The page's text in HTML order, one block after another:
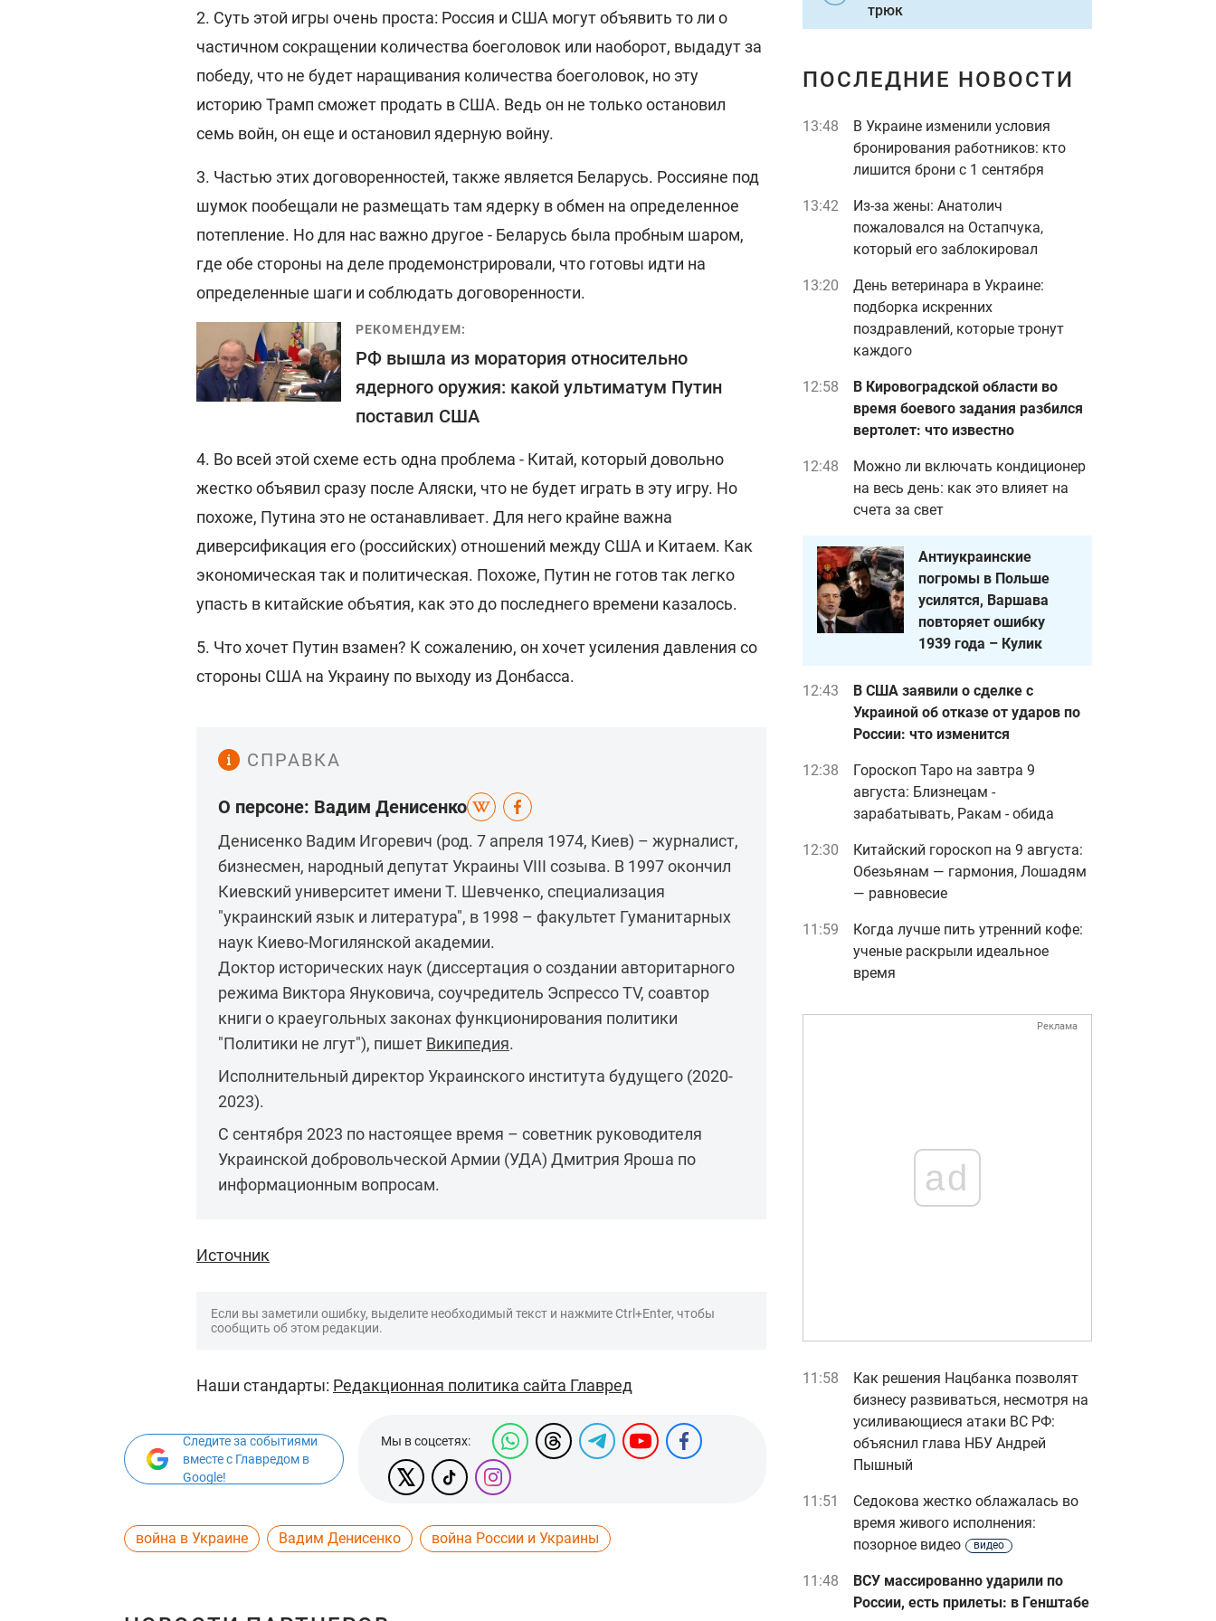
2. Суть этой игры очень проста: Россия и США могут объявить то ли о
частичном сокращении количества боеголовок или наоборот, выдадут за
победу, что не будет наращивания количества боеголовок, но эту
историю Трамп сможет продать в США. Ведь он не только остановил
семь войн, он еще и остановил ядерную войну.
3. Частью этих договоренностей, также является Беларусь. Россияне под
шумок пообещали не размещать там ядерку в обмен на определенное
потепление. Но для нас важно другое - Беларусь была пробным шаром,
где обе стороны на деле продемонстрировали, что готовы идти на
определенные шаги и соблюдать договоренности.
РЕКОМЕНДУЕМ:
РФ вышла из моратория относительно
ядерного оружия: какой ультиматум Путин
поставил США
4. Во всей этой схеме есть одна проблема - Китай, который довольно
жестко объявил сразу после Аляски, что не будет играть в эту игру. Но
похоже, Путина это не останавливает. Для него крайне важна
диверсификация его (российских) отношений между США и Китаем. Как
экономическая так и политическая. Похоже, Путин не готов так легко
упасть в китайские объятия, как это до последнего времени казалось.
5. Что хочет Путин взамен? К сожалению, он хочет усиления давления со
стороны США на Украину по выходу из Донбасса.
СПРАВКА
О персоне: Вадим Денисенко
Денисенко Вадим Игоревич (род. 7 апреля 1974, Киев) – журналист,
бизнесмен, народный депутат Украины VIII созыва. В 1997 окончил
Киевский университет имени Т. Шевченко, специализация
"украинский язык и литература", в 1998 – факультет Гуманитарных
наук Киево-Могилянской академии.
Доктор исторических наук (диссертация о создании авторитарного
режима Виктора Януковича, соучредитель Эспрессо TV, соавтор
книги о краеугольных законах функционирования политики
"Политики не лгут"), пишет Википедия.
Исполнительный директор Украинского института будущего (2020-
2023).
С сентября 2023 по настоящее время – советник руководителя
Украинской добровольческой Армии (УДА) Дмитрия Яроша по
информационным вопросам.
Источник
Если вы заметили ошибку, выделите необходимый текст и нажмите Ctrl+Enter, чтобы
сообщить об этом редакции.
Наши стандарты: Редакционная политика сайта Главред
Следите за событиями
вместе с Главредом в
Google!
Мы в соцсетях:
война в Украине Вадим Денисенко война России и Украины
трюк
ПОСЛЕДНИЕ НОВОСТИ
13:48
В Украине изменили условия
бронирования работников: кто
лишится брони с 1 сентября
13:42
Из-за жены: Анатолич
пожаловался на Остапчука,
который его заблокировал
13:20
День ветеринара в Украине:
подборка искренних
поздравлений, которые тронут
каждого
12:58
В Кировоградской области во
время боевого задания разбился
вертолет: что известно
12:48
Можно ли включать кондиционер
на весь день: как это влияет на
счета за свет
Антиукраинские
погромы в Польше
усилятся, Варшава
повторяет ошибку
1939 года – Кулик
12:43
В США заявили о сделке с
Украиной об отказе от ударов по
России: что изменится
12:38
Гороскоп Таро на завтра 9
августа: Близнецам -
зарабатывать, Ракам - обида
12:30
Китайский гороскоп на 9 августа:
Обезьянам — гармония, Лошадям
— равновесие
11:59
Когда лучше пить утренний кофе:
ученые раскрыли идеальное
время
Реклама
ad
11:58
Как решения Нацбанка позволят
бизнесу развиваться, несмотря на
усиливающиеся атаки ВС РФ:
объяснил глава НБУ Андрей
Пышный
11:51
Седокова жестко облажалась во
время живого исполнения:
позорное видео
видео
11:48
ВСУ массированно ударили по
России, есть прилеты: в Генштабе